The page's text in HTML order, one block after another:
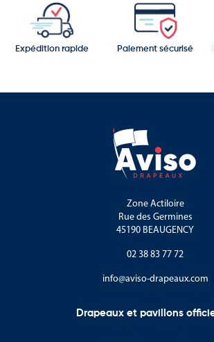
Expédition rapide Paiement sécurisé
Zone Actiloire
Rue des Germines
45190 BEAUGENCY
02 38 83 77 72
info@aviso-drapeaux.com
Drapeaux et pavillons